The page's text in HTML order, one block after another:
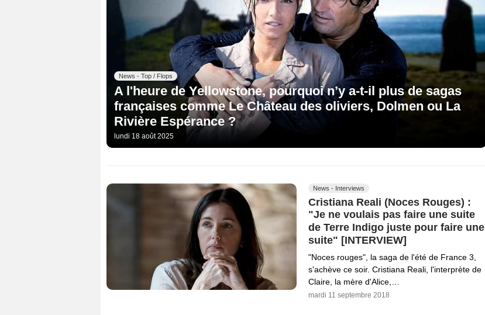
News - Top / Flops
A l'heure de Yellowstone, pourquoi n’y a-t-il plus de sagas
françaises comme Le Château des oliviers, Dolmen ou La
Rivière Espérance ?
lundi 18 août 2025
News - Interviews
Cristiana Reali (Noces Rouges) :
"Je ne voulais pas faire une suite
de Terre Indigo juste pour faire une
suite" [INTERVIEW]
"Noces rouges", la saga de l'été de France 3,
s'achève ce soir. Cristiana Reali, l'interprète de
Claire, la mère d'Alice,…
mardi 11 septembre 2018